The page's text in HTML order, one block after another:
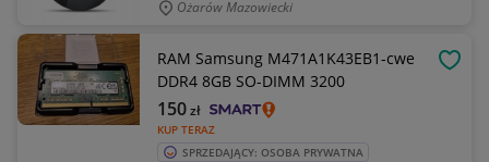
Ożarów Mazowiecki
RAM Samsung M471A1K43EB1-cwe
DDR4 8GB SO-DIMM 3200
KUP TERAZ
150zł
SPRZEDAJĄCY: OSOBA PRYWATNA